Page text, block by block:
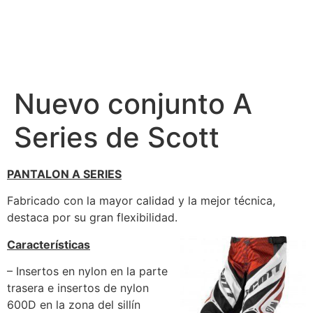
Nuevo conjunto A
Series de Scott
PANTALON A SERIES
Fabricado con la mayor calidad y la mejor técnica,
destaca por su gran flexibilidad.
Características
– Insertos en nylon en la parte
trasera e insertos de nylon
600D en la zona del sillín